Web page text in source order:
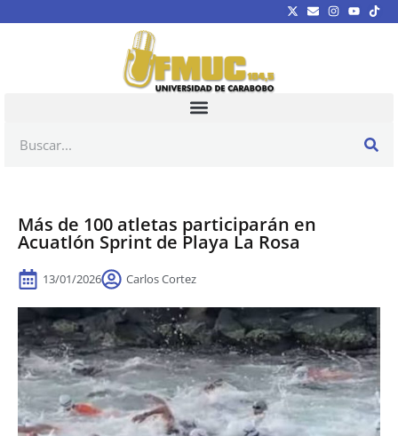
Más de 100 atletas participarán en
Acuatlón Sprint de Playa La Rosa
13/01/2026 Carlos Cortez